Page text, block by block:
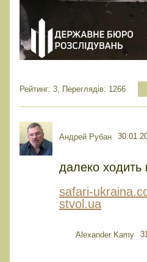
Рейтинг: 3, Переглядів: 1266
Андрей Рубан
далеко ходить
safari-
stvol.ua
Alexander Kamy